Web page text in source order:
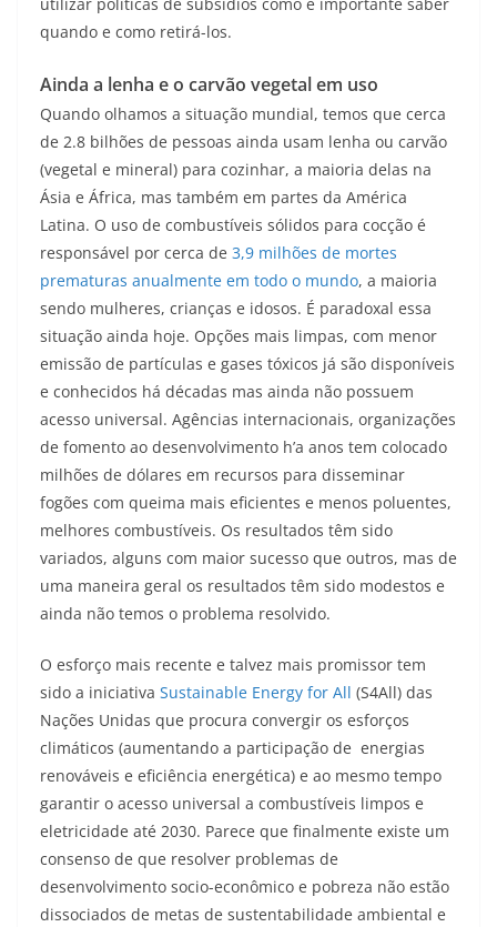
utilizar políticas de subsídios como é importante saber
quando e como retirá-los.
Ainda a lenha e o carvão vegetal em uso
Quando olhamos a situação mundial, temos que cerca
de 2.8 bilhões de pessoas ainda usam lenha ou carvão
(vegetal e mineral) para cozinhar, a maioria delas na
Ásia e África, mas também em partes da América
Latina. O uso de combustíveis sólidos para cocção é
responsável por cerca de 3,9 milhões de mortes
prematuras anualmente em todo o mundo, a maioria
sendo mulheres, crianças e idosos. É paradoxal essa
situação ainda hoje. Opções mais limpas, com menor
emissão de partículas e gases tóxicos já são disponíveis
e conhecidos há décadas mas ainda não possuem
acesso universal. Agências internacionais, organizações
de fomento ao desenvolvimento h’a anos tem colocado
milhões de dólares em recursos para disseminar
fogões com queima mais eficientes e menos poluentes,
melhores combustíveis. Os resultados têm sido
variados, alguns com maior sucesso que outros, mas de
uma maneira geral os resultados têm sido modestos e
ainda não temos o problema resolvido.
O esforço mais recente e talvez mais promissor tem
sido a iniciativa Sustainable Energy for All (S4All) das
Nações Unidas que procura convergir os esforços
climáticos (aumentando a participação de energias
renováveis e eficiência energética) e ao mesmo tempo
garantir o acesso universal a combustíveis limpos e
eletricidade até 2030. Parece que finalmente existe um
consenso de que resolver problemas de
desenvolvimento socio-econômico e pobreza não estão
dissociados de metas de sustentabilidade ambiental e